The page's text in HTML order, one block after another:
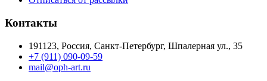
Контакты
191123, Россия, Санкт-Петербург, Шпалерная ул., 35
+7 (911) 090-09-59
mail@oph-art.ru